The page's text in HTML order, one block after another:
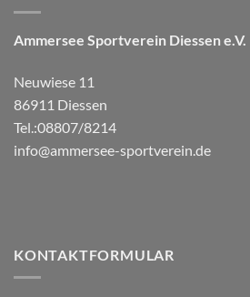
Ammersee Sportverein Diessen e.V.
Neuwiese 11
86911 Diessen
Tel.:08807/8214
info@ammersee-sportverein.de
KONTAKTFORMULAR